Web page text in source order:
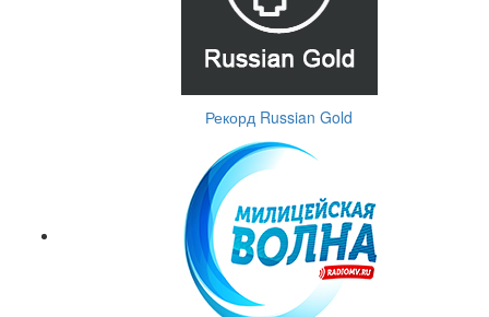
Рекорд Russian Gold